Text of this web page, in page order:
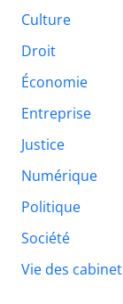
Culture
Droit
Économie
Entreprise
Justice
Numérique
Politique
Société
Vie des